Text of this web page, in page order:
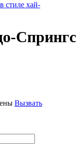
стиле хай-
Спрингс
Вызвать